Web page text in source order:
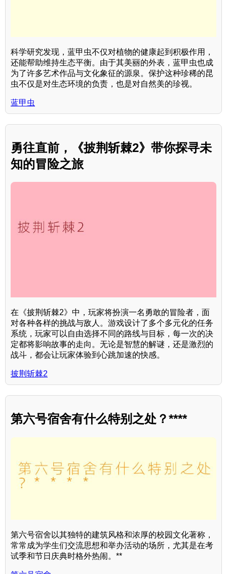
科学研究发现，蓝甲虫不仅对植物的健康起到积极作用，
还能帮助维持生态平衡。由于其美丽的外表，蓝甲虫也成
为了许多艺术作品与文化象征的源泉。保护这种珍稀的昆
虫不仅是对生态环境的负责，也是对自然美的珍视。
蓝甲虫
勇往直前，《披荆斩棘2》带你探寻未
知的冒险之旅
在《披荆斩棘2》中，玩家将扮演一名勇敢的冒险者，面
对各种各样的挑战与敌人。游戏设计了多个多元化的任务
系统，玩家可以自由选择不同的路线与目标，每一次的决
定都将影响故事的走向。无论是智慧的解谜，还是激烈的
战斗，都会让玩家体验到心跳加速的快感。
披荆斩棘2
第六号宿舍有什么特别之处？****
第六号宿舍以其独特的建筑风格和浓厚的校园文化著称，
常常成为学生们交流思想和举办活动的场所，尤其是在考
试季和节日庆典时格外热闹。**